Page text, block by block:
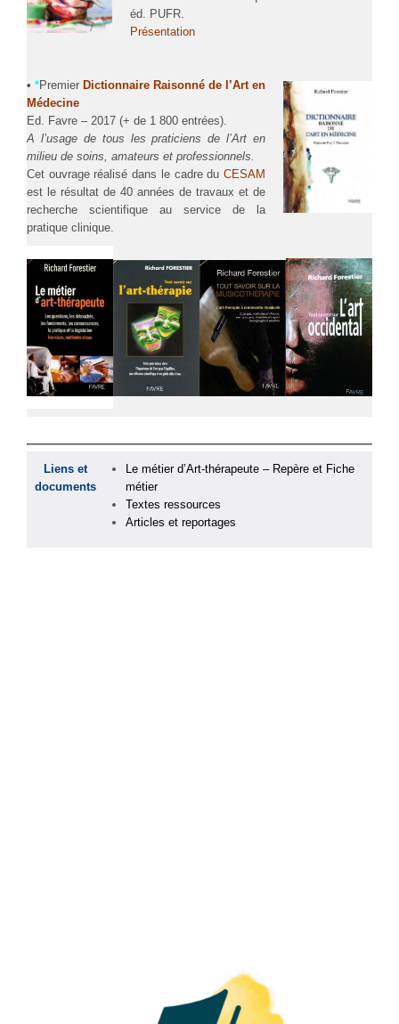
éd. PUFR.
Présentation
• *Premier Dictionnaire Raisonné de l’Art en
Médecine
Ed. Favre – 2017 (+ de 1 800 entrées).
A l’usage de tous les praticiens de l’Art en
milieu de soins, amateurs et professionnels.
Cet ouvrage réalisé dans le cadre du CESAM
est le résultat de 40 années de travaux et de
recherche scientifique au service de la
pratique clinique.
Liens et
documents
Le métier d’Art-thérapeute – Repère et Fiche
métier
Textes ressources
Articles et reportages